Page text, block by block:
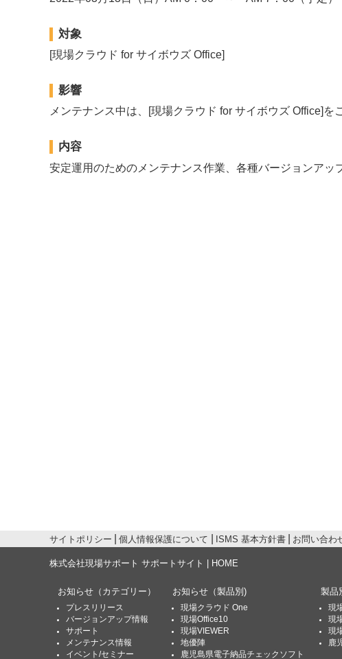
対象
[現場クラウド for サイボウズ Office]
影響
メンテナンス中は、[現場クラウド for サイボウズ Office]を
内容
安定運用のためのメンテナンス作業、各種バージョンアッ
サイトポリシー 個人情報保護について ISMS 基本方針書 お問い合わ
株式会社現場サポート サポートサイト | HOME
お知らせ （カテゴリー）
プレスリリース
バージョンアップ情報
サポート
メンテナンス情報
イベント/セミナー
お知らせ （製品別)
現場クラウド One
現場Office10
現場VIEWER
地優陣
鹿児島県電子納品チェックソフト
製品
現
現
現
鹿